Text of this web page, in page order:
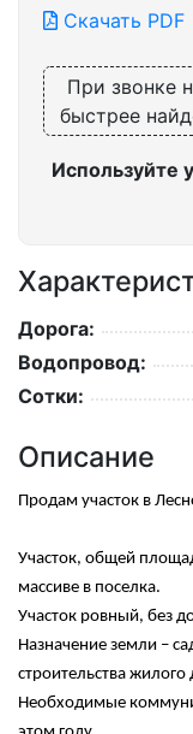
Скачать PDF
При звонке
быстрее
Используйте
Дорога:
Водопровод:
Сотки:
Описание
Продам участок в
Участок, общей
массиве в поселка.
Участок ровный, без
Назначение земли –
строительства жилого
Необходимые